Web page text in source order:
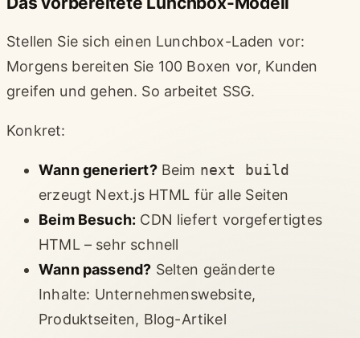
Stellen Sie sich einen Lunchbox-Laden vor:
Morgens bereiten Sie 100 Boxen vor, Kunden
greifen und gehen. So arbeitet SSG.
Konkret:
Wann generiert?Beim next build
erzeugt Next.js HTML für alle Seiten
Beim Besuch: CDN liefert vorgefertigtes
HTML – sehr schnell
Wann passend? Selten geänderte
Inhalte: Unternehmenswebsite,
Produktseiten, Blog-Artikel